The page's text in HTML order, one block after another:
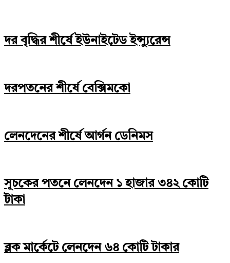
দর বৃদ্ধির শীর্ষে ইউনাইটেড ইন্স্যুরেন্স
দরপতনের শীর্ষে বেক্সিমকো
লেনদেনের শীর্ষে আর্গন ডেনিমস
সূচকের পতনে লেনদেন ১ হাজার ৩৪২ কোটি
টাকা
ব্লক মার্কেটে লেনদেন ৬৪ কোটি টাকার